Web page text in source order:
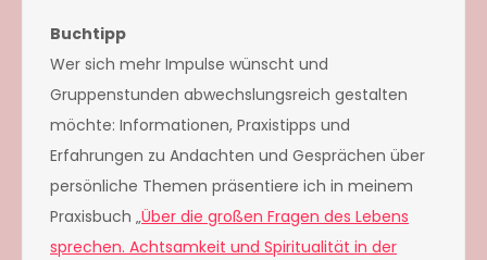
Buchtipp
Wer sich mehr Impulse wünscht und
Gruppenstunden abwechslungsreich gestalten
möchte: Informationen, Praxistipps und
Erfahrungen zu Andachten und Gesprächen über
persönliche Themen präsentiere ich in meinem
Praxisbuch „Über die großen Fragen des Lebens
sprechen. Achtsamkeit und Spiritualität in der